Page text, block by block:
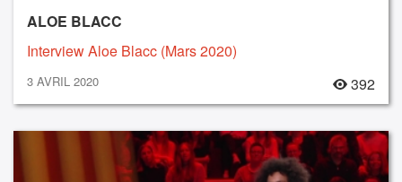
ALOE BLACC
Interview Aloe Blacc (Mars 2020)
3 AVRIL 2020 392